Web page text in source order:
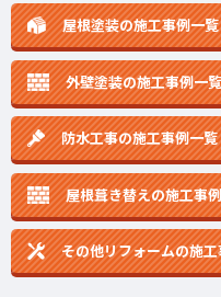
屋根塗装の施工事例一覧
外壁塗装の施工事例一覧
防水工事の施工事例一覧
屋根葺き替えの施工事
その他リフォームの施